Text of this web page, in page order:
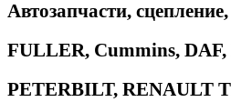
Автозапчасти,
FULLER, Cummins,
PETERBILT, RENAULT